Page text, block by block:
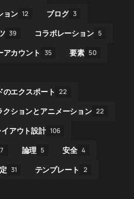
ョン 12 ブログ 3
39 コラボレーション 5
カウント 35 要素 50
エクスポート 22
クションとアニメーション 22
イアウト設計 106
7 論理 5 安全 4
31 テンプレート 2